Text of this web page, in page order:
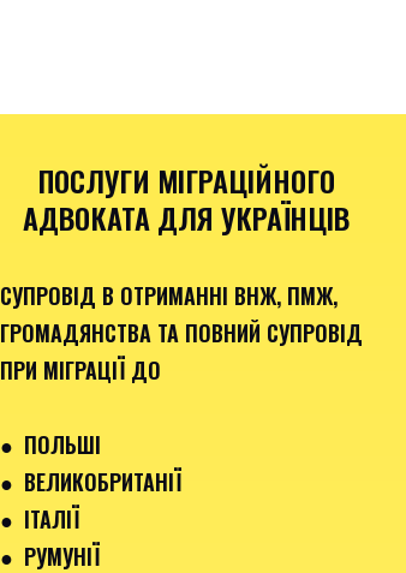
ПОСЛУГИ МІГРАЦІЙНОГО
АДВОКАТА ДЛЯ УКРАЇНЦІВ
СУПРОВІД В ОТРИМАННІ ВНЖ, ПМЖ,
ГРОМАДЯНСТВА ТА ПОВНИЙ СУПРОВІД
ПРИ МІГРАЦІЇ ДО
● ПОЛЬШІ
● ВЕЛИКОБРИТАНІЇ
● ІТАЛІЇ
● РУМУНІЇ